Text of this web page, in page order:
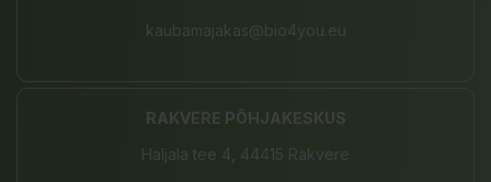
kaubamajakas@bio4you.eu
RAKVERE PÕHJAKESKUS
Haljala tee 4, 44415 Rakvere